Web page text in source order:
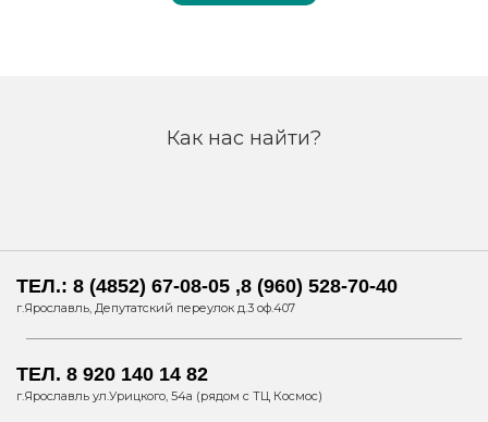
Как нас найти?
ТЕЛ.: 8 (4852) 67-08-05 ,8 (960) 528-70-40
г.Ярославль, Депутатский переулок д.3 оф.407
ТЕЛ. 8 920 140 14 82
г.Ярославль ул.Урицкого, 54а (рядом с ТЦ Космос)